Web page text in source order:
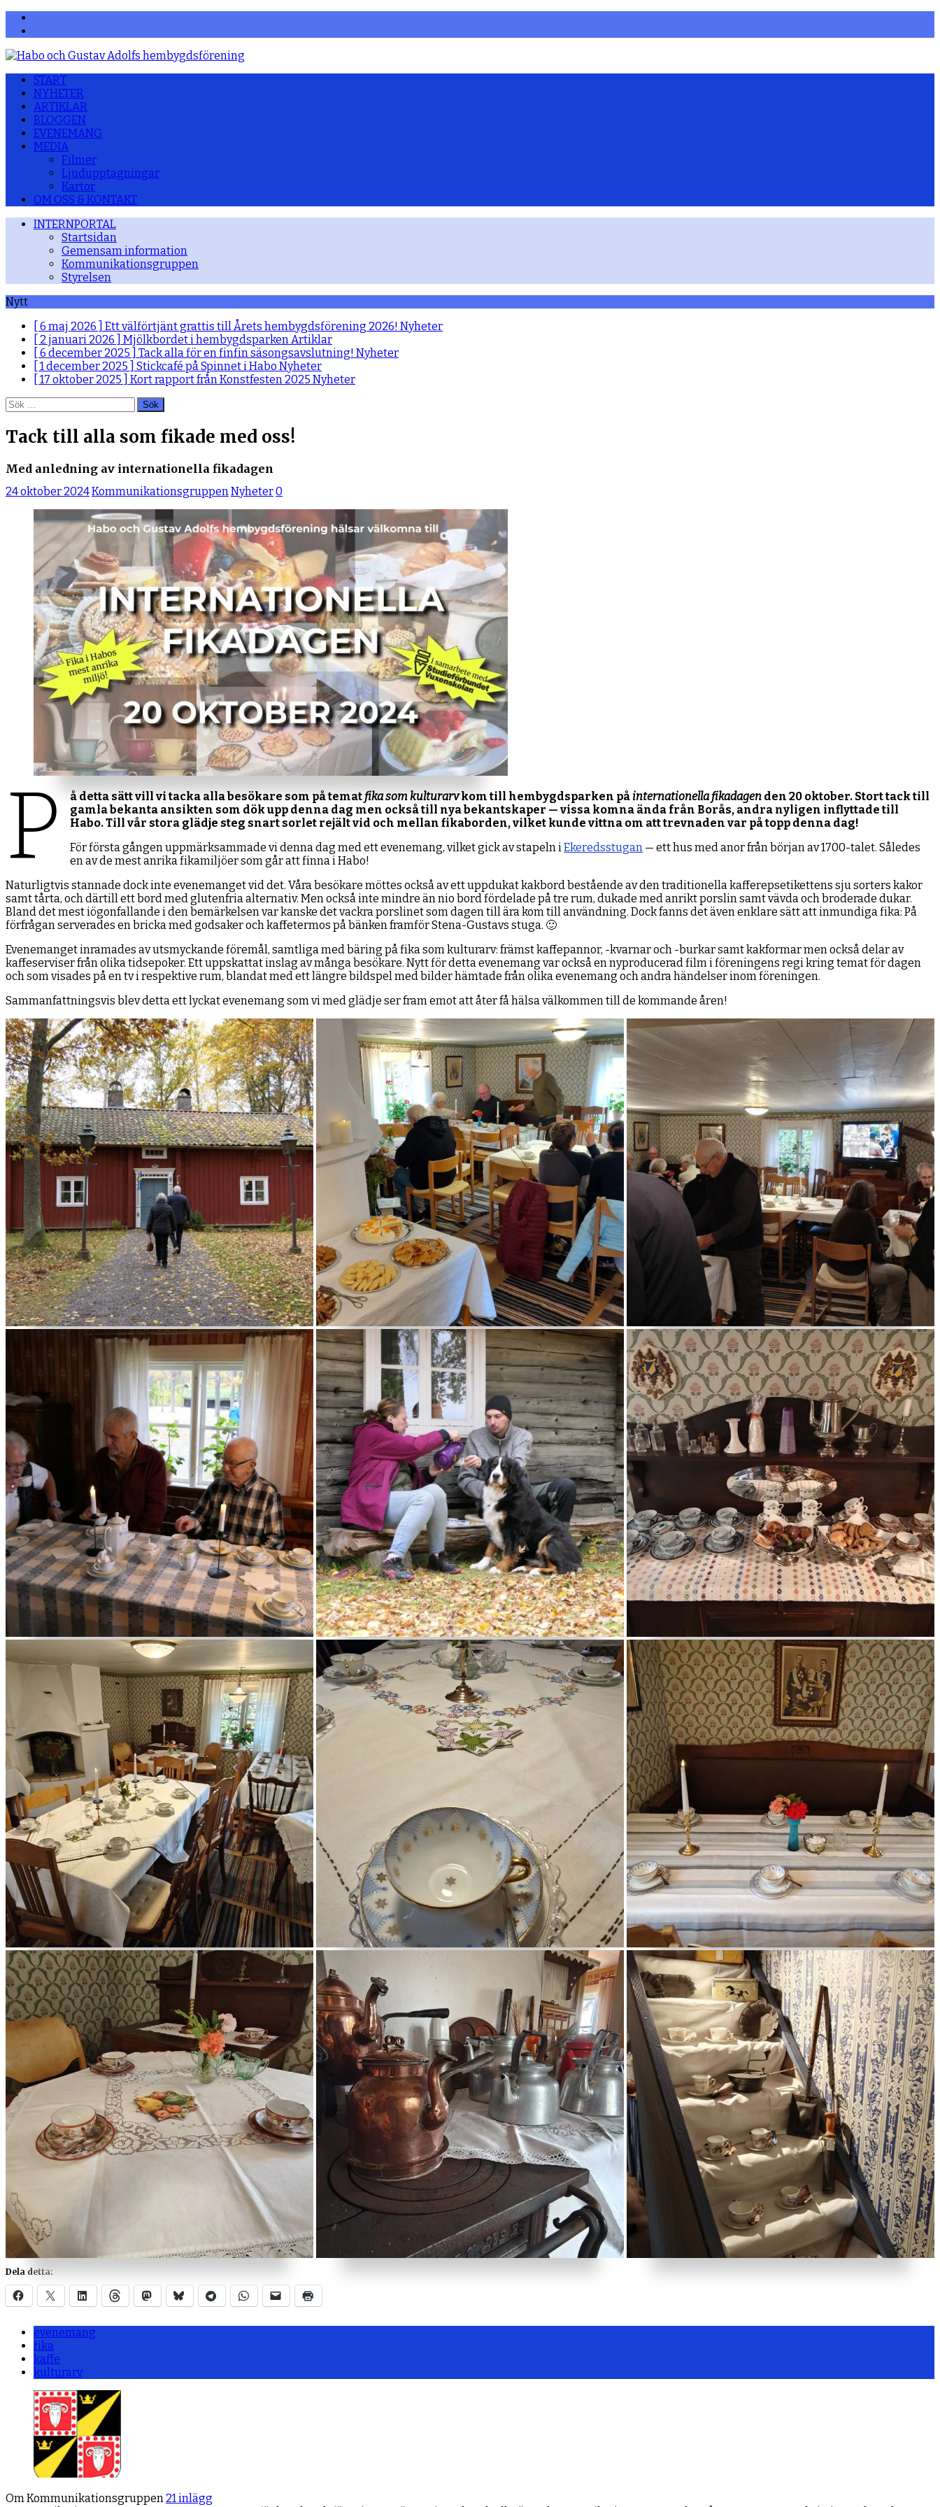
START
NYHETER
ARTIKLAR
BLOGGEN
EVENEMANG
MEDIA
Filmer
Ljudupptagningar
Kartor
OM OSS & KONTAKT
INTERNPORTAL
Startsidan
Gemensam information
Kommunikationsgruppen
Styrelsen
Nytt
[ 6 maj 2026 ] Ett välförtjänt grattis till Årets hembygdsförening 2026! Nyheter
[ 2 januari 2026 ] Mjölkbordet i hembygdsparkenArtiklar
[ 6 december 2025 ] Tack alla för en finfin säsongsavslutning! Nyheter
[ 1 december 2025 ] Stickcafé på Spinnet i Habo Nyheter
[ 17 oktober 2025 ] Kort rapport från Konstfesten 2025 Nyheter
Sök
efter:
Tack till alla som fikade med oss!
Med anledning av internationella fikadagen
24 oktober 2024KommunikationsgruppenNyheter0
P å detta sätt vill vi tacka alla besökare som på temat fika som kulturarvkom till hembygdsparken på internationella fikadagen den 20 oktober. Stort tack till
gamla bekanta ansikten som dök upp denna dag men också till nya bekantskaper — vissa komna ända från Borås, andra nyligen inflyttade till
Habo.Till vår stora glädje steg snart sorlet rejält vid och mellan fikaborden, vilket kunde vittna om att trevnaden var på topp denna dag!
För första gången uppmärksammade vi denna dag med ett evenemang, vilket gick av stapeln iEkeredsstugan — ett hus med anor från början av 1700-talet. Således
en av de mest anrika fikamiljöer som går att finna i Habo!
Naturligtvis stannade dock inte evenemanget vid det. Våra besökare möttes också av ett uppdukat kakbord bestående av den traditionella kafferepsetikettens sju sorters kakor
samt tårta, och därtill ett bord med glutenfria alternativ. Men också inte mindre än nio bord fördelade på tre rum, dukade med anrikt porslin samt vävda och broderade dukar.
Bland det mest iögonfallande i den bemärkelsen var kanske det vackra porslinet som dagen till ära kom till användning. Dock fanns det även enklare sätt att inmundiga fika: På
förfrågan serverades en bricka med godsaker och kaffetermos på bänken framför Stena-Gustavs stuga. 🙂
Evenemanget inramades av utsmyckande föremål, samtliga med bäring på fika som kulturarv: främst kaffepannor, -kvarnar och -burkar samt kakformar men också delar av
kaffeserviser från olika tidsepoker. Ett uppskattat inslag av många besökare. Nytt för detta evenemang var också en nyproducerad film i föreningens regi kring temat för dagen
och som visades på en tv i respektive rum, blandat med ett längre bildspel med bilder hämtade från olika evenemang och andra händelser inom föreningen.
Sammanfattningsvis blev detta ett lyckat evenemang som vi med glädje ser fram emot att åter få hälsa välkommen till de kommande åren!
Dela detta:
evenemang
fika
kaffe
kulturarv
Om Kommunikationsgruppen 21 inlägg